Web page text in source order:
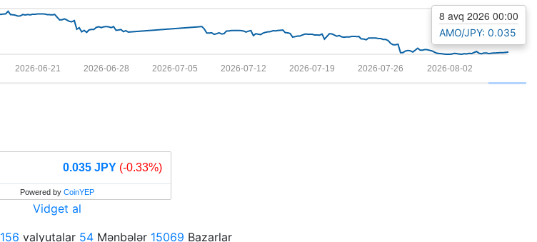
2026-08-02
2026-07-26
2026-07-19
2026-07-12
2026-07-05
2026-06-28
2026-06-21
8 avq 2026 00:00
AMO/JPY: 0.035
0.035 JPY (-0.33%)
Powered by CoinYEP
Vidget al
156 valyutalar 54 Mənbələr 15069 Bazarlar